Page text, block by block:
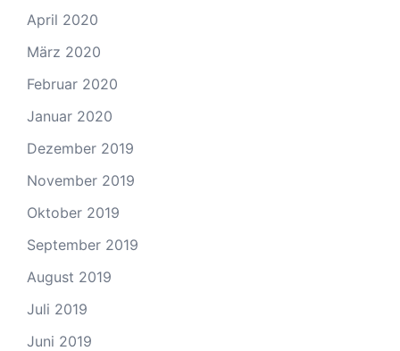
April 2020
März 2020
Februar 2020
Januar 2020
Dezember 2019
November 2019
Oktober 2019
September 2019
August 2019
Juli 2019
Juni 2019